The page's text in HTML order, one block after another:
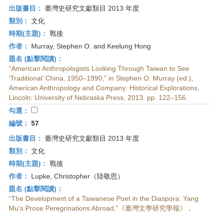
出版書目： 臺灣史研究文獻類目 2013 年度
類別： 文化
時期(主題)： 戰後
作者：
Murray, Stephen O. and Keelung Hong
題名 (點擊閱讀)：
“American Anthropologists Looking Through Taiwan to See
‘Traditional’ China, 1950–1990,” in Stephen O. Murray (ed.),
American Anthropology and Company: Historical Explorations,
Lincoln: University of Nebraska Press, 2013. pp. 122–156.
勾選：
編號： 57
出版書目： 臺灣史研究文獻類目 2013 年度
類別： 文化
時期(主題)： 戰後
作者：
Lupke, Christopher（陸敬思）
題名 (點擊閱讀)：
“The Development of a Taiwanese Poet in the Diaspora: Yang
Mu’s Prose Peregrinations Abroad,”《臺灣文學研究學報》，